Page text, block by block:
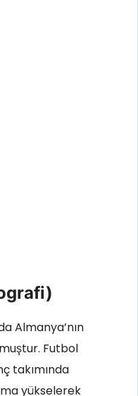
Almanya’nın
Futbol
takımında
yükselerek